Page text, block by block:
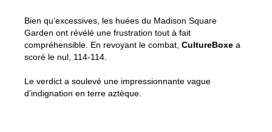
Bien qu’excessives, les huées du Madison Square
Garden ont révélé une frustration tout à fait
compréhensible. En revoyant le combat, CultureBoxe a
scoré le nul, 114-114.
Le verdict a soulevé une impressionnante vague
d’indignation en terre aztèque.